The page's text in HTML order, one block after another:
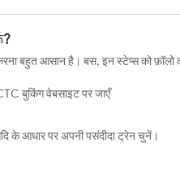
बहुत आसान है। बस, इन स्टेप्स को फ़ॉलो
बुकिंग वेबसाइट पर जाएँ
के आधार पर अपनी पसंदीदा ट्रेन चुनें।